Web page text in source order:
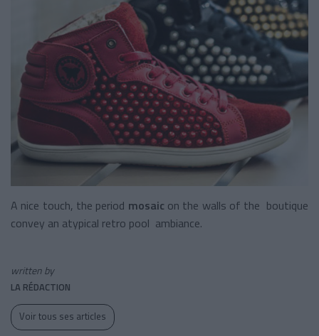
A nice touch, the period mosaic on the walls of the boutique
convey an atypical retro pool ambiance.
written by
LA RÉDACTION
Voir tous ses articles